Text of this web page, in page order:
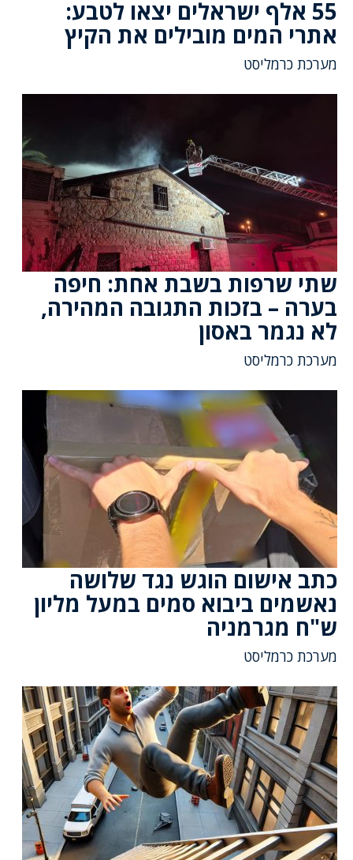
55 אלף ישראלים יצאו לטבע:
אתרי המים מובילים את הקיץ
מערכת כרמליסט
שתי שרפות בשבת אחת: חיפה
בערה – בזכות התגובה המהירה,
לא נגמר באסון
מערכת כרמליסט
כתב אישום הוגש נגד שלושה
נאשמים ביבוא סמים במעל מליון
ש"ח מגרמניה
מערכת כרמליסט